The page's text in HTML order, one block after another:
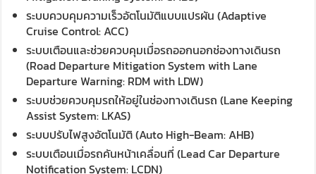
ระบบควบคุมความเร็วอัตโนมัติแบบแปรผัน (Adaptive
Cruise Control: ACC)
ระบบเตือนและช่วยควบคุมเมื่อรถออกนอกช่องทางเดินรถ
(Road Departure Mitigation System with Lane
Departure Warning: RDM with LDW)
ระบบช่วยควบคุมรถให้อยู่ในช่องทางเดินรถ (Lane Keeping
Assist System: LKAS)
ระบบปรับไฟสูงอัตโนมัติ (Auto High-Beam: AHB)
ระบบเตือนเมื่อรถคันหน้าเคลื่อนที่ (Lead Car Departure
Notification System: LCDN)